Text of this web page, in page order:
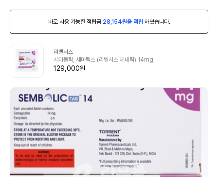
바로 사용 가능한 적립금 28,154원을 적립 하였습니다.
리벨서스
세마볼릭, 세마릭스 (리벨서스 제네릭) 14mg
129,000원